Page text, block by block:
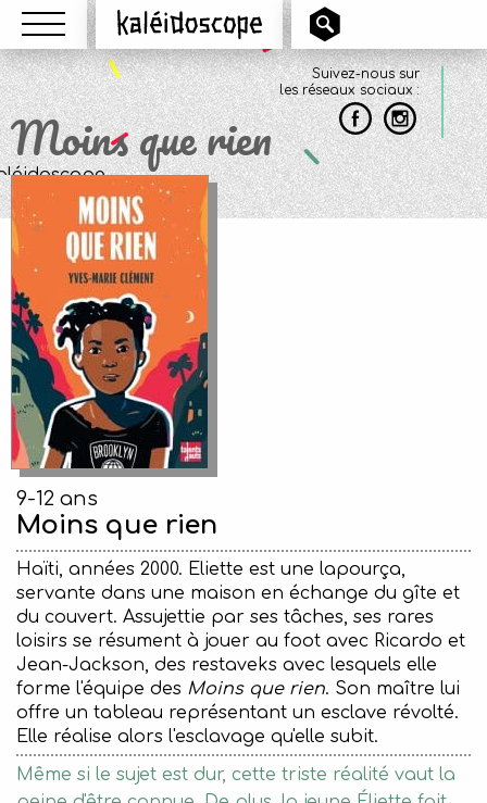
Menu Kaléidoscope
Suivez-nous sur
les réseaux sociaux :
Moins que rien
9-12 ans
Moins que rien
Haïti, années 2000. Eliette est une lapourça,
servante dans une maison en échange du gîte et
du couvert. Assujettie par ses tâches, ses rares
loisirs se résument à jouer au foot avec Ricardo et
Jean-Jackson, des restaveks avec lesquels elle
forme l'équipe des Moins que rien. Son maître lui
offre un tableau représentant un esclave révolté.
Elle réalise alors l'esclavage qu'elle subit.
Même si le sujet est dur, cette triste réalité vaut la